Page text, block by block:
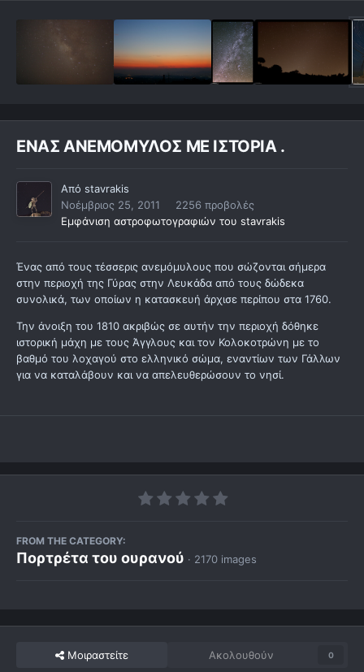
EΝΑΣ ΑΝΕΜΟΜΥΛΟΣ ΜΕ ΙΣΤΟΡΙΑ .
Από stavrakis
Νοέμβριος 25, 2011
2256 προβολές
Εμφάνιση αστροφωτογραφιών του stavrakis
Ένας από τους τέσσερις ανεμόμυλους που σώζονται σήμερα
στην περιοχή της Γύρας στην Λευκάδα από τους δώδεκα
συνολικά, των οποίων η κατασκευή άρχισε περίπου στα 1760.
Την άνοιξη του 1810 ακριβώς σε αυτήν την περιοχή δόθηκε
ιστορική μάχη με τους Άγγλους και τον Κολοκοτρώνη με το
βαθμό του λοχαγού στο ελληνικό σώμα, εναντίων των Γάλλων
για να καταλάβουν και να απελευθερώσουν το νησί.
FROM THE CATEGORY:
Πορτρέτα του ουρανού · 2170 images
Μοιραστείτε Ακολουθούν 0